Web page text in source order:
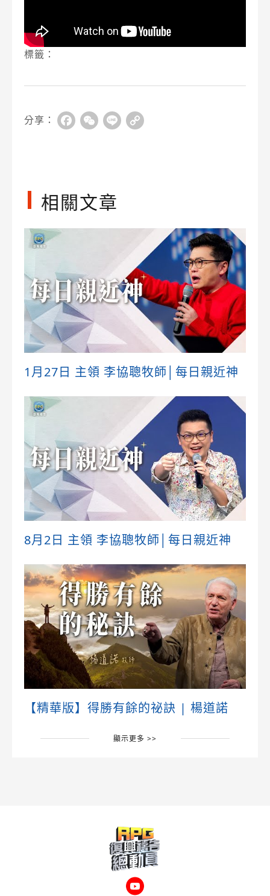
標籤：
分享： FacebookWeChat
Line
相關文章
1月27日 主領 李協聰牧師│每日親近神
8月2日 主領 李協聰牧師│每日親近神
【精華版】得勝有餘的祕訣 | 楊道諾
顯示更多 >>